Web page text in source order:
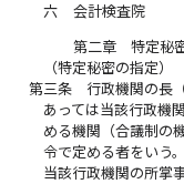
六
会計検査院
第二章 特定秘
（特定秘密の指定）
第三条
行政機関の長
あっては当該行政機
める機関（合議制の
令で定める者をいう
当該行政機関の所掌